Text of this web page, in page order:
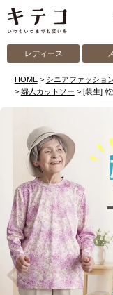
レディース
HOME シニアファッショ
婦人カットソー
[装生]